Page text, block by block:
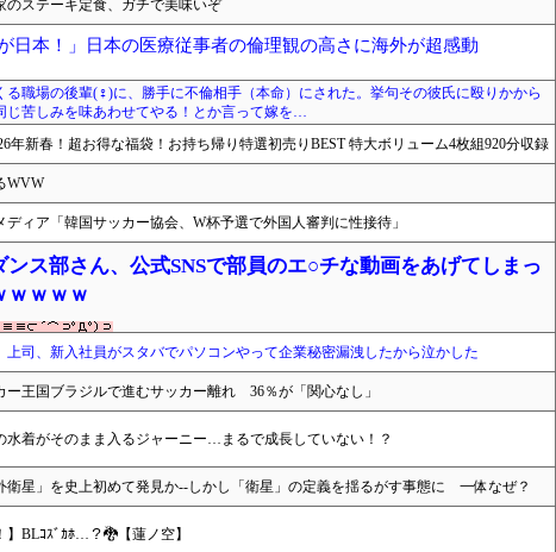
のステーキ定食、ガチで美味いぞ
日本！」日本の医療従事者の倫理観の高さに海外が超感動
る職場の後輩(♀)に、勝手に不倫相手（本命）にされた。挙句その彼氏に殴りかから
じ苦しみを味あわせてやる！とか言って嫁を…
年新春！超お得な福袋！お持ち帰り特選初売りBEST 特大ボリューム4枚組920分収録
WVW
ディア「韓国サッカー協会、W杯予選で外国人審判に性接待」
ンス部さん、公式SNSで部員のエ○チな動画をあげてしまっ
ｗｗｗｗ
上司、新入社員がスタバでパソコンやって企業秘密漏洩したから泣かした
ー王国ブラジルで進むサッカー離れ 36％が「関心なし」
水着がそのまま入るジャーニー…まるで成長していない！？
衛星」を史上初めて発見か--しかし「衛星」の定義を揺るがす事態に 一体なぜ？
】BLｺｽﾞｶﾎ…？🐉【蓮ノ空】